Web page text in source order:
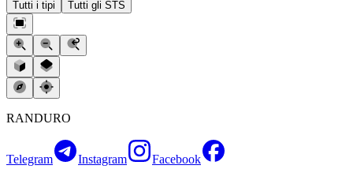
Tutti i tipi
Tutti gli STS
RANDURO
Telegram Instagram Facebook